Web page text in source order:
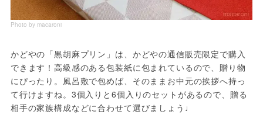
Photo by macaroni
かどやの「黒胡麻プリン」は、かどやの通信販売限定で購入
できます！高級感のある包装紙に包まれているので、贈り物
にぴったり。風呂敷で包めば、そのままお中元の挨拶へ持っ
て行けますね。3個入りと6個入りのセットがあるので、贈る
相手の家族構成などに合わせて選びましょう♩